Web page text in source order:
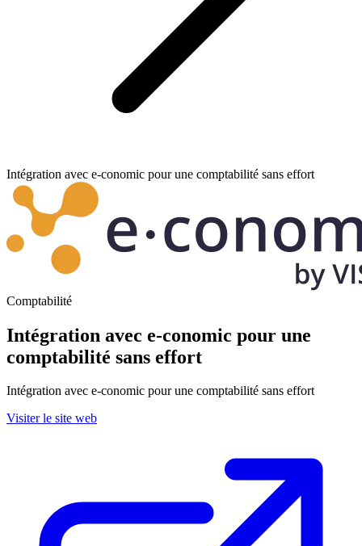
Intégration avec e-conomic pour une comptabilité sans effort
Comptabilité
Intégration avec e-conomic pour une
comptabilité sans effort
Intégration avec e-conomic pour une comptabilité sans effort
Visiter le site web